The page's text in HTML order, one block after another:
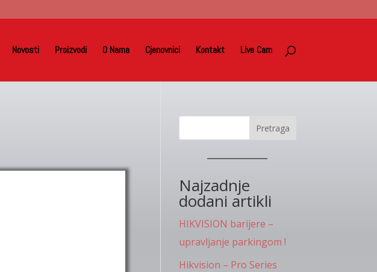
Novosti Proizvodi O Nama Cjenovnici Kontakt Live Cam
Pretraga
Najzadnje
dodani artikli
HIKVISION barijere –
upravljanje parkingom !
Hikvision – Pro Series